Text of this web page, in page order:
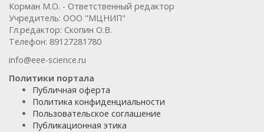
Корман М.О. - Ответственный редактор
Учредитель: ООО "МЦНИП"
Гл.редактор: Скопин О.В.
Телефон: 89127281780
info@eee-science.ru
Политики портала
Публичная оферта
Политика конфиденциальности
Пользовательское соглашение
Публикационная этика